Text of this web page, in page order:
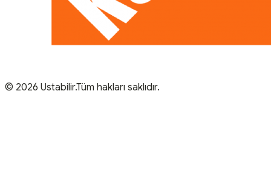
© 2026 Ustabilir.Tüm hakları saklıdır.